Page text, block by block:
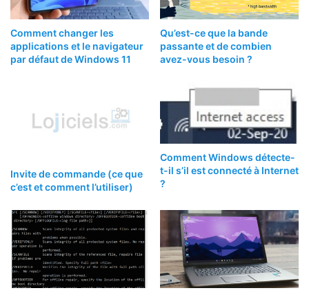
Comment changer les
applications et le navigateur
par défaut de Windows 11
Qu’est-ce que la bande
passante et de combien
avez-vous besoin ?
Invite de commande (ce que
c’est et comment l’utiliser)
Comment Windows détecte-
t-il s’il est connecté à Internet
?